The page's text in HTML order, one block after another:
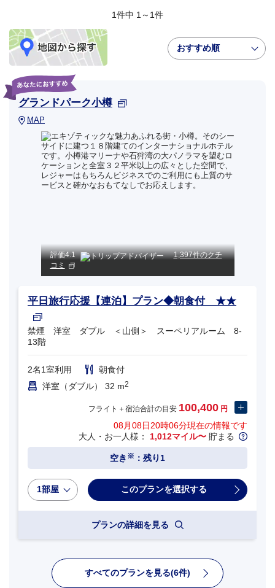
1件中 1～1件
おすすめ順
グランドパーク小樽
MAP
評価4.1
1,397件のクチ
コミ
平日旅行応援【連泊】プラン◆朝食付 ★★
禁煙 洋室 ダブル ＜山側＞ スーペリアルーム 8-
13階
2名1室利用
朝食付
洋室（ダブル） 32 m2
フライト＋宿泊合計の目安 100,400 円
08月08日20時06分現在の情報です
大人・お一人様： 1,012マイル〜 貯まる
空き ※ ：残り1
1部屋
プランの詳細を見る
すべてのプランを見る(6件)